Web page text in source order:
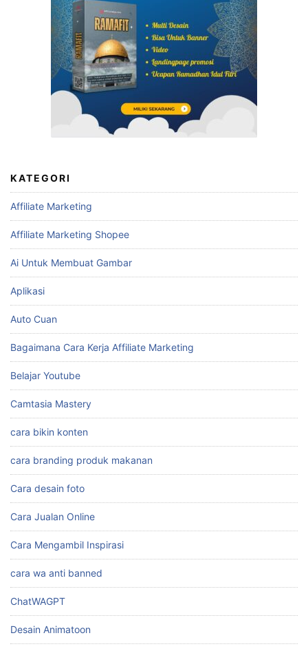
KATEGORI
Affiliate Marketing
Affiliate Marketing Shopee
Ai Untuk Membuat Gambar
Aplikasi
Auto Cuan
Bagaimana Cara Kerja Affiliate Marketing
Belajar Youtube
Camtasia Mastery
cara bikin konten
cara branding produk makanan
Cara desain foto
Cara Jualan Online
Cara Mengambil Inspirasi